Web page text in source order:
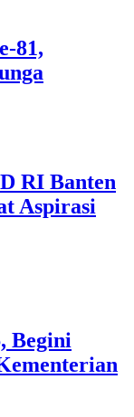
81,
RI Banten
Aspirasi
Begini